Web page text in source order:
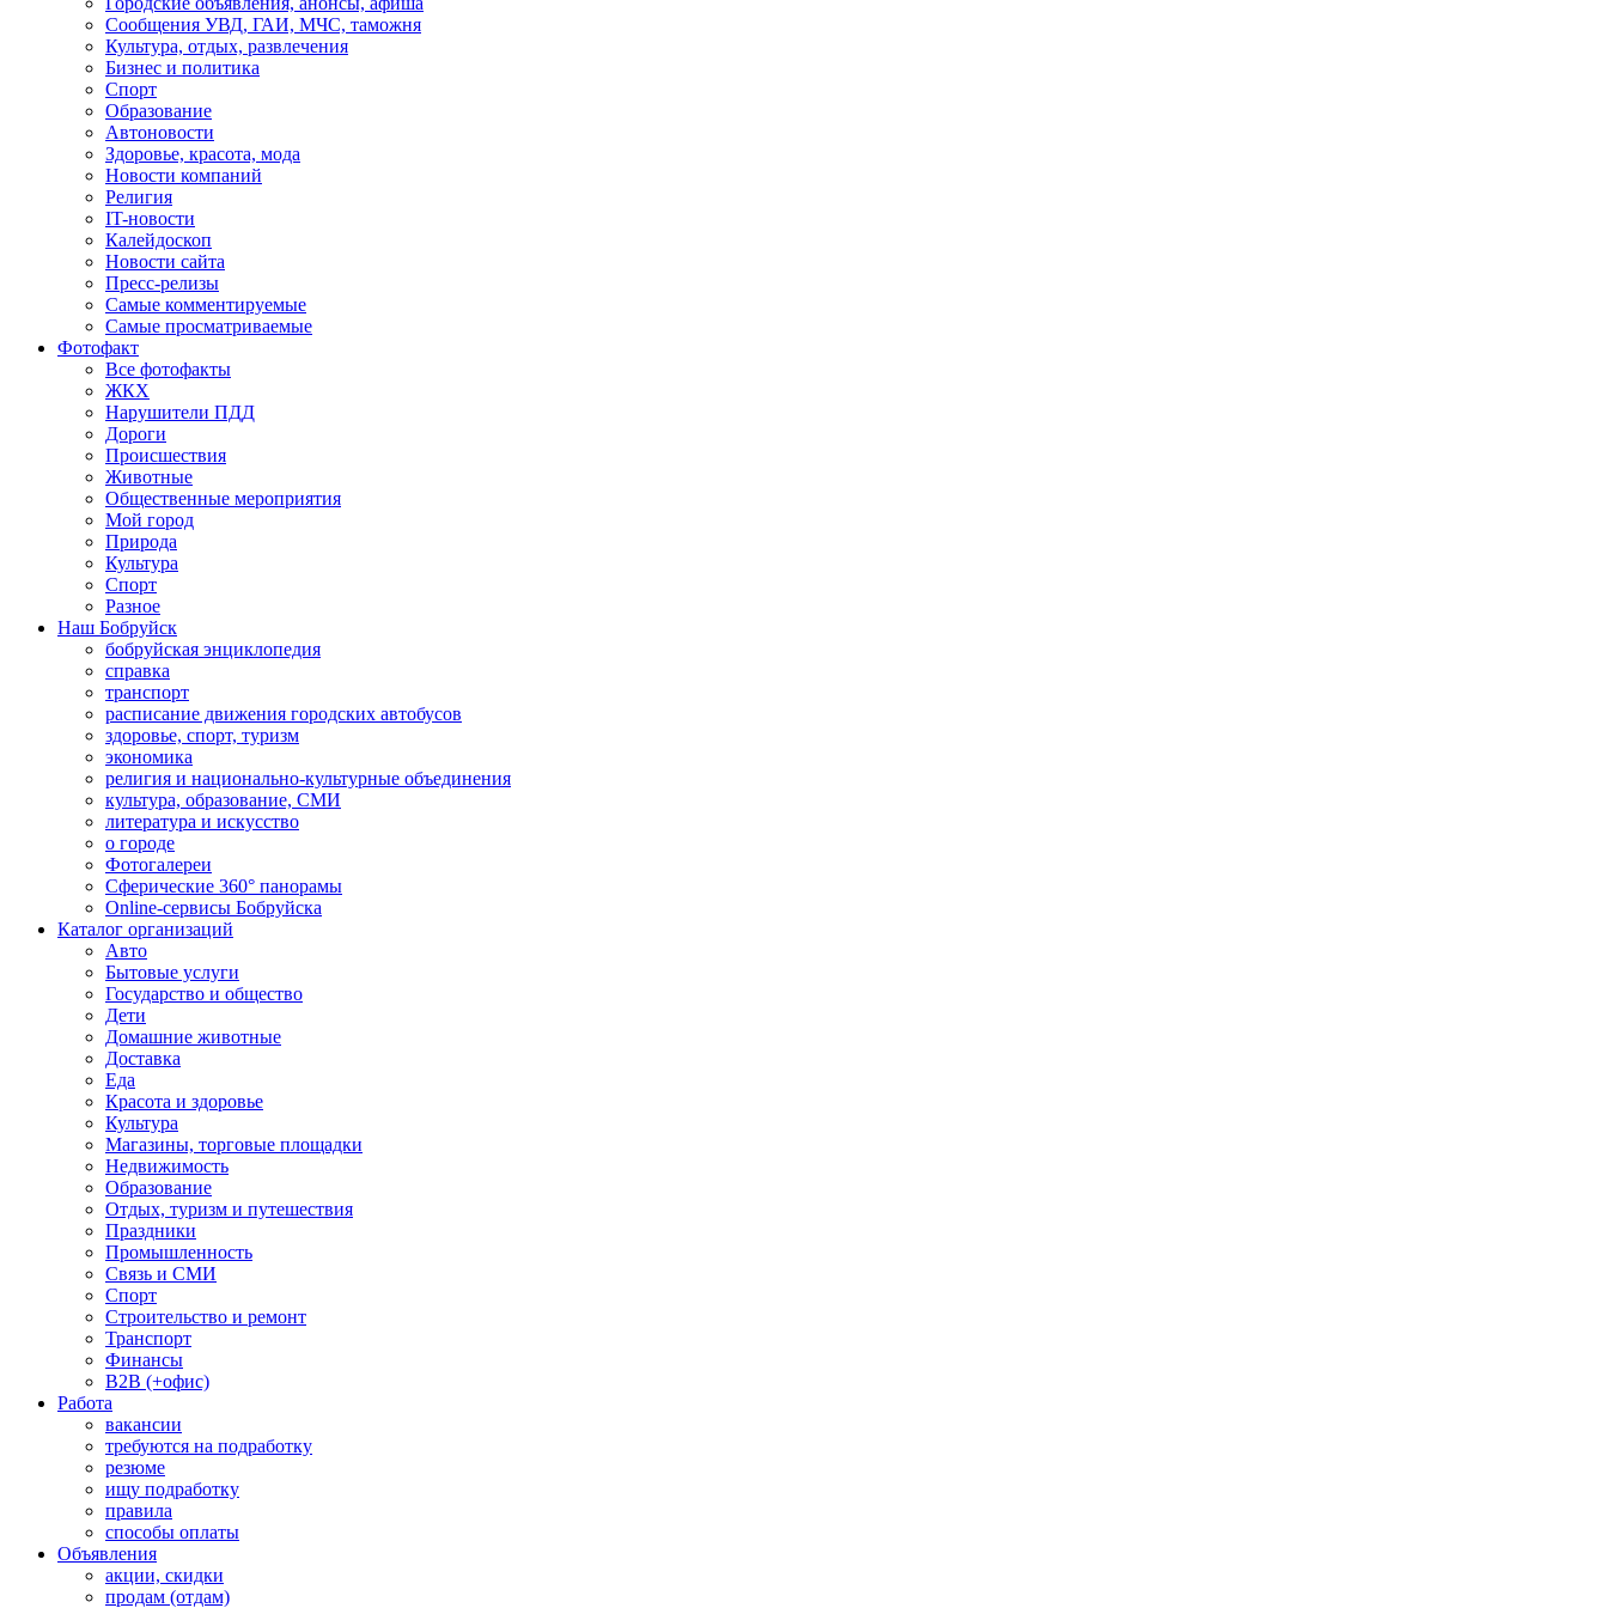
Сообщения УВД, ГАИ, МЧС, таможня
Культура, отдых, развлечения
Бизнес и политика
Спорт
Образование
Автоновости
Здоровье, красота, мода
Новости компаний
Религия
IT-новости
Калейдоскоп
Новости сайта
Пресс-релизы
Самые комментируемые
Самые просматриваемые
Фотофакт
Все фотофакты
ЖКХ
Нарушители ПДД
Дороги
Происшествия
Животные
Общественные мероприятия
Мой город
Природа
Культура
Спорт
Разное
Наш Бобруйск
бобруйская энциклопедия
справка
транспорт
расписание движения городских автобусов
здоровье, спорт, туризм
экономика
религия и национально-культурные объединения
культура, образование, СМИ
литература и искусство
о городе
Фотогалереи
Сферические 360° панорамы
Online-сервисы Бобруйска
Каталог организаций
Авто
Бытовые услуги
Государство и общество
Дети
Домашние животные
Доставка
Еда
Красота и здоровье
Культура
Магазины, торговые площадки
Недвижимость
Образование
Отдых, туризм и путешествия
Праздники
Промышленность
Связь и СМИ
Спорт
Строительство и ремонт
Транспорт
Финансы
B2B (+офис)
Работа
вакансии
требуются на подработку
резюме
ищу подработку
правила
способы оплаты
Объявления
акции, скидки
продам (отдам)